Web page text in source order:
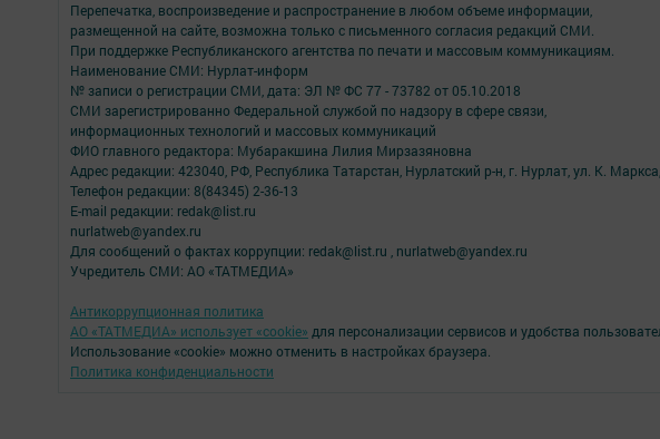
Перепечатка, воспроизведение и распространение в любом объеме информации,
размещенной на сайте, возможна только с письменного согласия редакций СМИ.
При поддержке Республиканского агентства по печати и массовым коммуникациям.
Наименование СМИ: Нурлат-⁠информ
№ записи о регистрации СМИ, дата: ЭЛ № ФС 77 -⁠ 73782 от 05.10.2018
СМИ зарегистрированно Федеральной службой по надзору в сфере связи,
информационных технологий и массовых коммуникаций
ФИО главного редактора: Мубаракшина Лилия Мирзазяновна
Адрес редакции: 423040, РФ, Республика Татарстан, Нурлатский р-н, г. Нурлат, ул. К.
Телефон редакции: 8(84345) 2-36-13
E-mail редакции: redak@list.ru
nurlatweb@yandex.ru
Для сообщений о фактах коррупции: redak@list.ru , nurlatweb@yandex.ru
Учредитель СМИ: АО «ТАТМЕДИА»
Антикоррупционная политика
АО «ТАТМЕДИА» использует «cookie» для персонализации сервисов и удобства
Использование «cookie» можно отменить в настройках браузера.
Политика конфиденциальности